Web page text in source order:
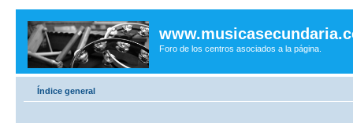
Foro de los centros asociados a la página.
Índice general